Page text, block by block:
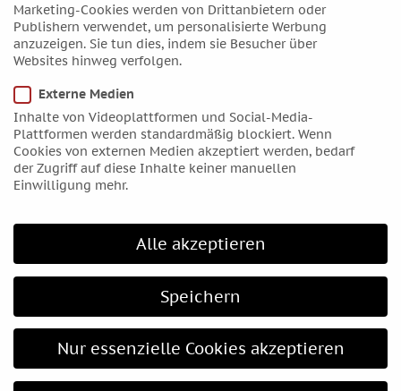
Oktober 2017
September 2017
Juli 2017
Juni 2017
Mai 2017
April 2017
Dezember 2016
Oktober 2016
September 2016
August 2016
Marketing-Cookies werden von Drittanbietern oder
Publishern verwendet, um personalisierte Werbung
anzuzeigen. Sie tun dies, indem sie Besucher über
Websites hinweg verfolgen.
Externe Medien
Inhalte von Videoplattformen und Social-Media-
Plattformen werden standardmäßig blockiert. Wenn
Cookies von externen Medien akzeptiert werden, bedarf
der Zugriff auf diese Inhalte keiner manuellen
Einwilligung mehr.
Alle akzeptieren
Speichern
Nur essenzielle Cookies akzeptieren